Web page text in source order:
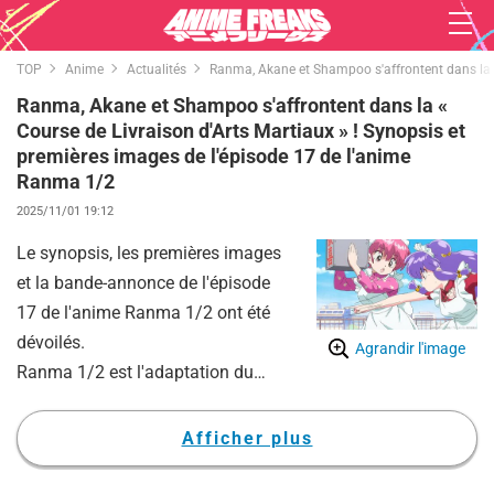
TOP Anime Actualités Ranma, Akane et Shampoo s'affrontent dans
Ranma, Akane et Shampoo s'affrontent dans la «
Course de Livraison d'Arts Martiaux » ! Synopsis et
premières images de l'épisode 17 de l'anime
Ranma 1/2
2025/11/01 19:12
Agrandir l'image
Le synopsis, les premières images
et la bande-annonce de l'épisode
17 de l'anime Ranma 1/2 ont été
dévoilés.
Ranma 1/2 est l'adaptation du
Takahashi, publié dans le «
Weekly Shonen Sunday ».
Afficher plus